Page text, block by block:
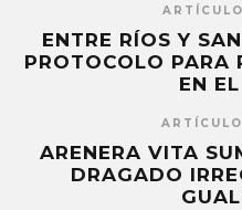
ENTRE RÍOS Y
PROTOCOLO PARA
EN
ARENERA VITA
DRAGADO